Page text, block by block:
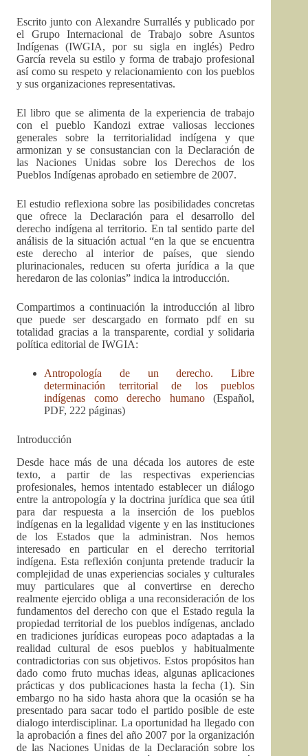
Escrito junto con Alexandre Surrallés y publicado por
el Grupo Internacional de Trabajo sobre Asuntos
Indígenas (IWGIA, por su sigla en inglés) Pedro
García revela su estilo y forma de trabajo profesional
así como su respeto y relacionamiento con los pueblos
y sus organizaciones representativas.
El libro que se alimenta de la experiencia de trabajo
con el pueblo Kandozi extrae valiosas lecciones
generales sobre la territorialidad indígena y que
armonizan y se consustancian con la Declaración de
las Naciones Unidas sobre los Derechos de los
Pueblos Indígenas aprobado en setiembre de 2007.
El estudio reflexiona sobre las posibilidades concretas
que ofrece la Declaración para el desarrollo del
derecho indígena al territorio. En tal sentido parte del
análisis de la situación actual “en la que se encuentra
este derecho al interior de países, que siendo
plurinacionales, reducen su oferta jurídica a la que
heredaron de las colonias” indica la introducción.
Compartimos a continuación la introducción al libro
que puede ser descargado en formato pdf en su
totalidad gracias a la transparente, cordial y solidaria
política editorial de IWGIA:
Antropología de un derecho. Libre
determinación territorial de los pueblos
indígenas como derecho humano(Español,
PDF, 222 páginas)
Introducción
Desde hace más de una década los autores de este
texto, a partir de las respectivas experiencias
profesionales, hemos intentado establecer un diálogo
entre la antropología y la doctrina jurídica que sea útil
para dar respuesta a la inserción de los pueblos
indígenas en la legalidad vigente y en las instituciones
de los Estados que la administran. Nos hemos
interesado en particular en el derecho territorial
indígena. Esta reflexión conjunta pretende traducir la
complejidad de unas experiencias sociales y culturales
muy particulares que al convertirse en derecho
realmente ejercido obliga a una reconsideración de los
fundamentos del derecho con que el Estado regula la
propiedad territorial de los pueblos indígenas, anclado
en tradiciones jurídicas europeas poco adaptadas a la
realidad cultural de esos pueblos y habitualmente
contradictorias con sus objetivos. Estos propósitos han
dado como fruto muchas ideas, algunas aplicaciones
prácticas y dos publicaciones hasta la fecha (1). Sin
embargo no ha sido hasta ahora que la ocasión se ha
presentado para sacar todo el partido posible de este
dialogo interdisciplinar. La oportunidad ha llegado con
la aprobación a fines del año 2007 por la organización
de las Naciones Unidas de la Declaración sobre los